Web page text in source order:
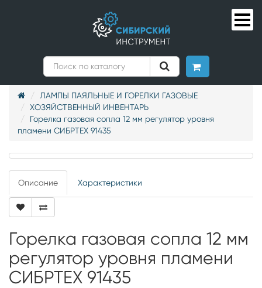
ЛАМПЫ ПАЯЛЬНЫЕ И ГОРЕЛКИ ГАЗОВЫЕ
ХОЗЯЙСТВЕННЫЙ ИНВЕНТАРЬ
Горелка газовая сопла 12 мм регулятор уровня
пламени СИБРТЕХ 91435
Описание Характеристики
Горелка газовая сопла 12 мм
регулятор уровня пламени
СИБРТЕХ 91435